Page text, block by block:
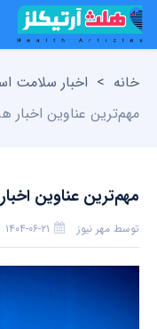
خانه > اخبار سلامت
مهم‌ترین عناوین اخبار
مهم‌ترین عناوین اخبار
توسط مهر نیوز ۱۴۰۴-۰۶-۲۱